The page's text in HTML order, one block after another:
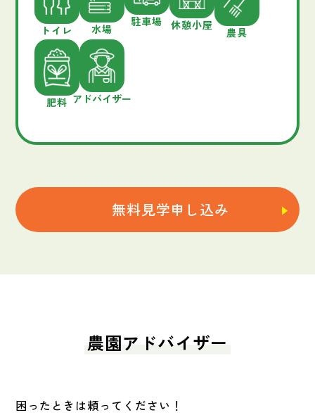
トイレ 水場
駐車場 休憩小屋
農具
肥料 アドバイザー
無料見学申し込み
農園アドバイザー
困ったときは頼ってください！